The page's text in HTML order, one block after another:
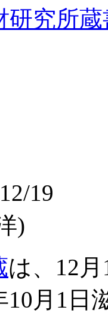
研究所
19
)
は、12
10月1日